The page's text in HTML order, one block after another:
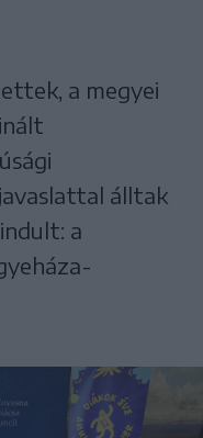
a megyei
álltak
a